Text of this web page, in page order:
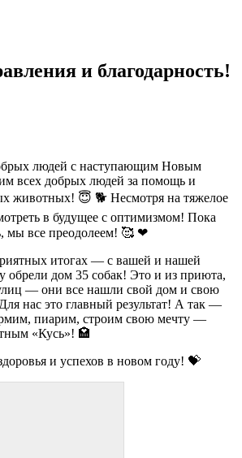
и благодарность!
людей с наступающим Новым
всех добрых людей за помощь и
животных! 😇 🐕 Несмотря на тяжелое
в будущее с оптимизмом! Пока
мы все преодолеем! 🥰 ❤
итогах — с вашей и нашей
обрели дом 35 собак! Это и из приюта,
— они все нашли свой дом и свою
нас это главный результат! А так —
пиарим, строим свою мечту —
«Кусь»! 🏩
и успехов в новом году! 💝